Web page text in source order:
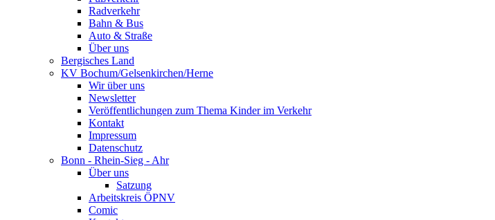
Radverkehr
Bahn & Bus
Auto & Straße
Über uns
Bergisches Land
KV Bochum/Gelsenkirchen/Herne
Wir über uns
Newsletter
Veröffentlichungen zum Thema Kinder im Verkehr
Kontakt
Impressum
Datenschutz
Bonn - Rhein-Sieg - Ahr
Über uns
Satzung
Arbeitskreis ÖPNV
Comic